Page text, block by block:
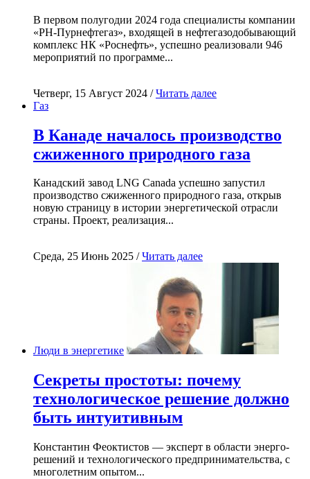
В первом полугодии 2024 года специалисты компании
«РН-Пурнефтегаз», входящей в нефтегазодобывающий
комплекс НК «Роснефть», успешно реализовали 946
мероприятий по программе...
Четверг, 15 Август 2024 /Читать далее
Газ
В Канаде началось производство
сжиженного природного газа
Канадский завод LNG Canada успешно запустил
производство сжиженного природного газа, открыв
новую страницу в истории энергетической отрасли
страны. Проект, реализация...
Среда, 25 Июнь 2025 /Читать далее
Люди в энергетике
Секреты простоты: почему
технологическое решение должно
быть интуитивным
Константин Феоктистов — эксперт в области энерго-
решений и технологического предпринимательства, с
многолетним опытом...